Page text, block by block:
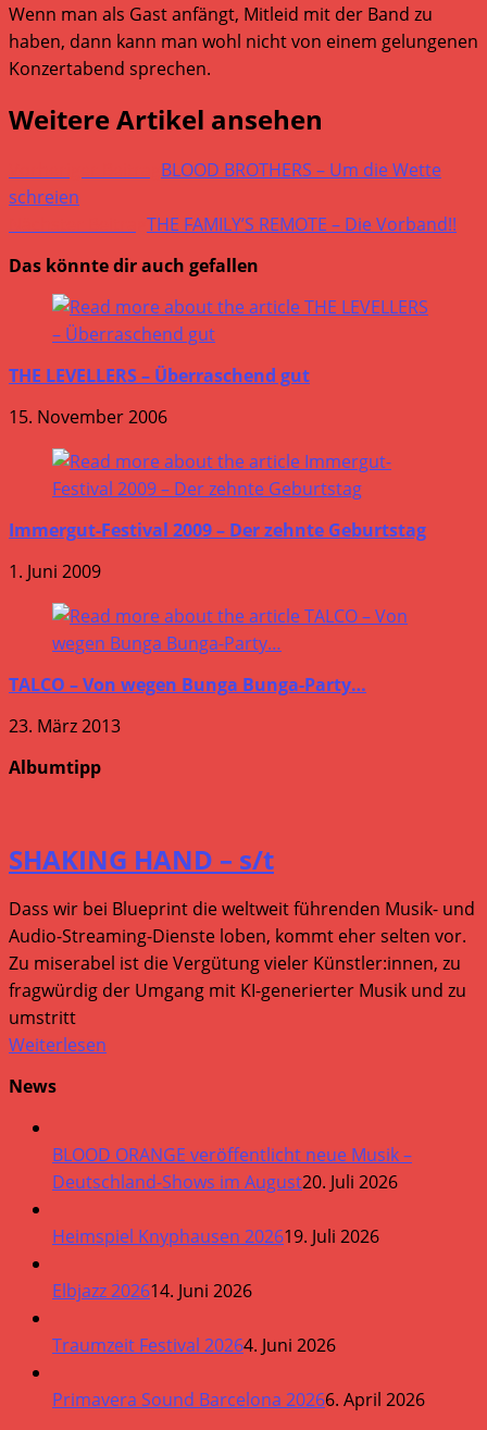
Wenn man als Gast anfängt, Mitleid mit der Band zu
haben, dann kann man wohl nicht von einem gelungenen
Konzertabend sprechen.
Weitere Artikel ansehen
BLOOD BROTHERS – Um die Wette
schreien
THE FAMILY’S REMOTE – Die Vorband!!
Das könnte dir auch gefallen
THE LEVELLERS – Überraschend gut
15. November 2006
Immergut-Festival 2009 – Der zehnte Geburtstag
1. Juni 2009
TALCO – Von wegen Bunga Bunga-Party…
23. März 2013
Albumtipp
SHAKING HAND – s/t
Dass wir bei Blueprint die weltweit führenden Musik- und
Audio-Streaming-Dienste loben, kommt eher selten vor.
Zu miserabel ist die Vergütung vieler Künstler:innen, zu
fragwürdig der Umgang mit KI-generierter Musik und zu
umstritt
Weiterlesen
News
BLOOD ORANGE veröffentlicht neue Musik –
Deutschland-Shows im August20. Juli 2026
Heimspiel Knyphausen 202619. Juli 2026
Elbjazz 202614. Juni 2026
Traumzeit Festival 20264. Juni 2026
Primavera Sound Barcelona 20266. April 2026